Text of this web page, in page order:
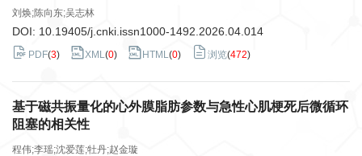
刘焕;陈向东;吴志林
DOI: 10.19405/j.cnki.issn1000-1492.2026.04.014
PDF(3) XML(0) HTML(0) 浏览(472)
基于磁共振量化的心外膜脂肪参数与急性心肌梗死后微循环
阻塞的相关性
程伟;李瑶;沈爱莲;牡丹;赵金璇